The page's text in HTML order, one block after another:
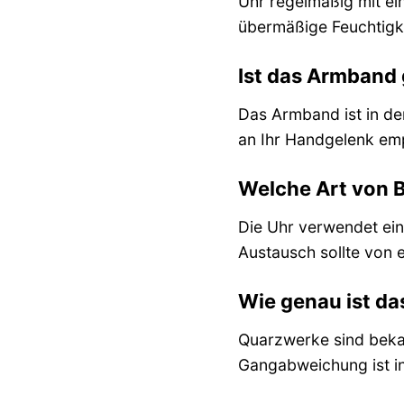
übermäßige
Ist das
Das Armband ist in
an Ihr Handgelenk
Welche Art von
Die Uhr verwendet
Austausch sollte von
Wie genau ist
Quarzwerke sind
Gangabweichung ist